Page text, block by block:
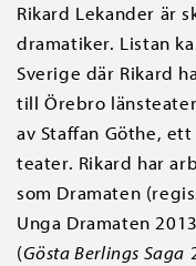
Rikard Lekander är
dramatiker. Listan
Sverige där Rikard
till Örebro
av Staffan Göthe,
teater. Rikard har
som Dramaten
Unga Dramaten
(Gösta Berlings Saga